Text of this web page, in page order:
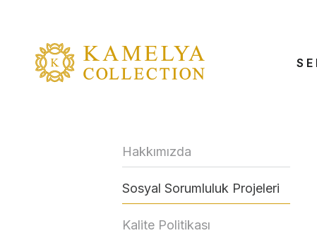
Hakkımızda
Sosyal Sorumluluk Projeleri
Kalite Politikası